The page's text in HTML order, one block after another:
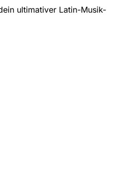
ultimativer Latin-Musik-